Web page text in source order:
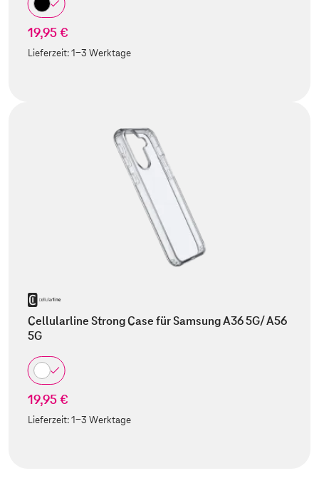
19,95 €
Lieferzeit:1-3 Werktage
Cellularline Strong Case für Samsung A36 5G/ A56
5G
19,95 €
Lieferzeit:1-3 Werktage